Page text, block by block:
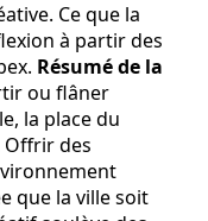
Ce que la
à partir des
Résumé de la
ou flâner
la place du
Offrir des
que la ville soit